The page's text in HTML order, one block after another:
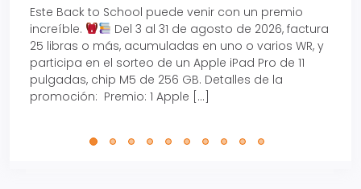
Este Back to School puede venir con un premio
increíble.
Del 3 al 31 de agosto de 2026, factura
25 libras o más, acumuladas en uno o varios WR, y
participa en el sorteo de un Apple iPad Pro de 11
pulgadas, chip M5 de 256 GB. Detalles de la
promoción: Premio: 1 Apple […]